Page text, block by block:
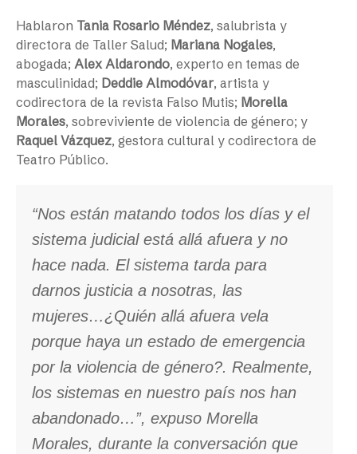
Hablaron Tania Rosario Méndez, salubrista y
directora de Taller Salud; Mariana Nogales,
abogada; Alex Aldarondo, experto en temas de
masculinidad; Deddie Almodóvar, artista y
codirectora de la revista Falso Mutis; Morella
Morales, sobreviviente de violencia de género; y
Raquel Vázquez, gestora cultural y codirectora de
Teatro Público.
“Nos están matando todos los días y el
sistema judicial está allá afuera y no
hace nada. El sistema tarda para
darnos justicia a nosotras, las
mujeres…¿Quién allá afuera vela
porque haya un estado de emergencia
por la violencia de género?. Realmente,
los sistemas en nuestro país nos han
abandonado…”, expuso Morella
Morales, durante la conversación que